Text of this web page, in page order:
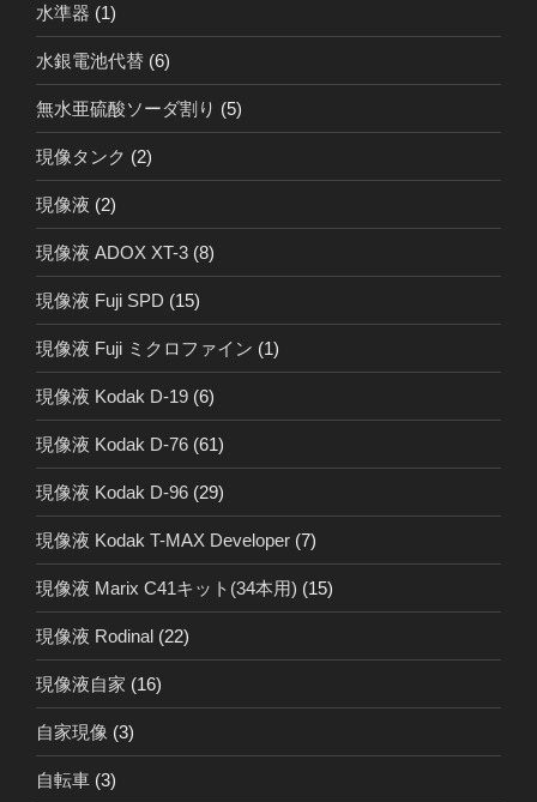
水準器 (1)
水銀電池代替 (6)
無水亜硫酸ソーダ割り (5)
現像タンク (2)
現像液 (2)
現像液 ADOX XT-3 (8)
現像液 Fuji SPD (15)
現像液 Fuji ミクロファイン (1)
現像液 Kodak D-19 (6)
現像液 Kodak D-76 (61)
現像液 Kodak D-96 (29)
現像液 Kodak T-MAX Developer (7)
現像液 Marix C41キット(34本用) (15)
現像液 Rodinal (22)
現像液自家 (16)
自家現像 (3)
自転車 (3)